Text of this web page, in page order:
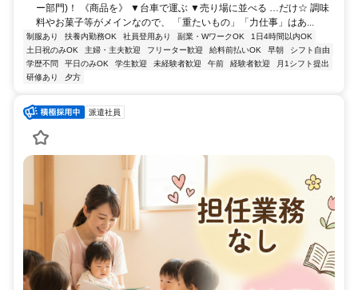
ー部門)！ 《商品を》 ▼台車で運ぶ ▼売り場に並べる …だけ☆ 調味
料やお菓子等がメインなので、 「重たいもの」「力仕事」はあ...
制服あり 扶養内勤務OK 社員登用あり 副業・WワークOK
1日4時間以内OK
土日祝のみOK
主婦・主夫歓迎 フリーター歓迎 給料前払いOK 早朝
シフト自由
学歴不問
平日のみOK 学生歓迎 未経験者歓迎 午前 経験者歓迎
月1シフト提出
研修あり
夕方
派遣社員